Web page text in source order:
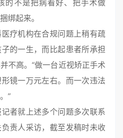
的不是把病看好、把手术做
绑起来。
机构在合规问题上稍有疏
的一生，而比起患者所承担
不高。“做一台近视矫正手术
镜一万元左右。而一次违法
”
就上述多个问题多次联系
责人采访，截至发稿时未收